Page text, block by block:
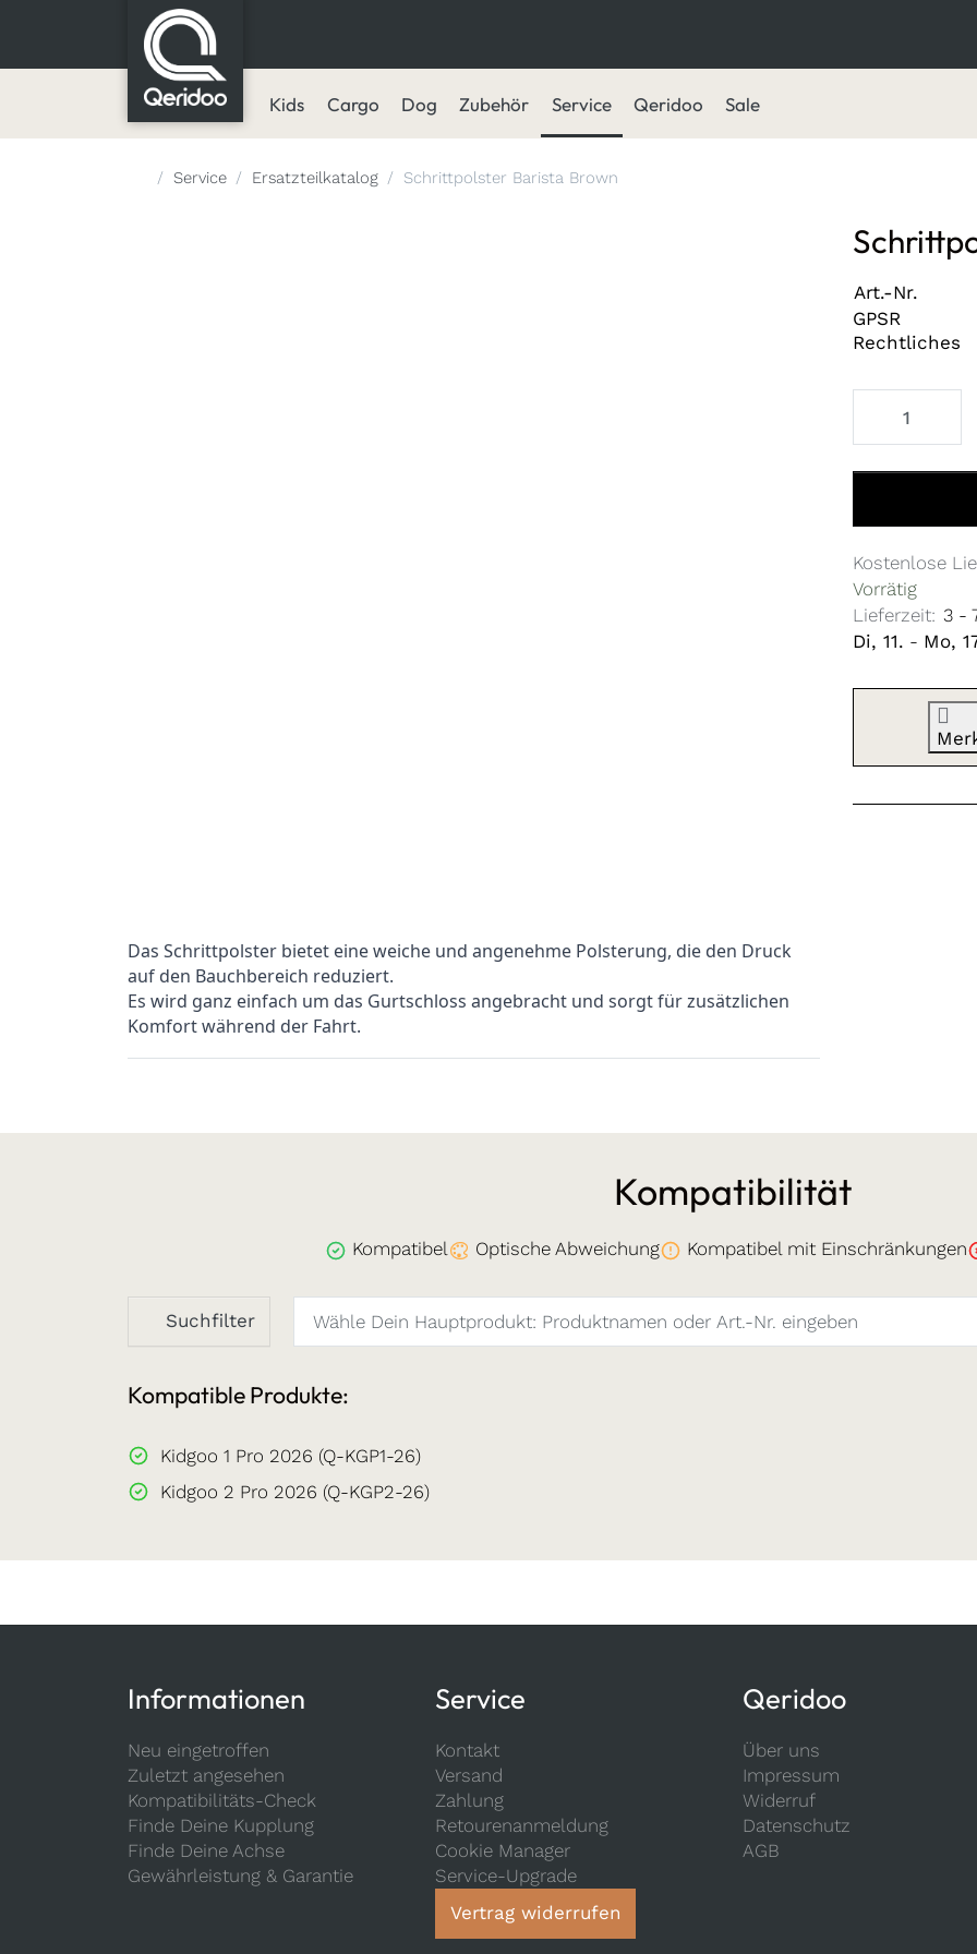
Kids Cargo Dog Zubehör Service Qeridoo Sale
Startseite
Service Ersatzteilkatalog Schrittpolster Barista Brown
Das Schrittpolster bietet eine weiche und angenehme Polsterung, die den Druck
auf den Bauchbereich reduziert.
Es wird ganz einfach um das Gurtschloss angebracht und sorgt für zusätzlichen
Komfort während der Fahrt.
Art.-Nr.
GPSR
Rechtliches
Kostenlose
Vorrätig
Lieferzeit: 3 -
Di, 11. - Mo,
Kompatibilität
Kompatibel Optische Abweichung Kompatibel mit Einschränkungen
Suchfilter
Kompatible Produkte:
Kidgoo 1 Pro 2026 (Q-KGP1-26)
Kidgoo 2 Pro 2026 (Q-KGP2-26)
Informationen
Neu eingetroffen
Zuletzt angesehen
Kompatibilitäts-Check
Finde Deine Kupplung
Finde Deine Achse
Gewährleistung & Garantie
Service
Kontakt
Versand
Zahlung
Retourenanmeldung
Cookie Manager
Service-Upgrade
Vertrag widerrufen
Qeridoo
Über uns
Impressum
Widerruf
Datenschutz
AGB